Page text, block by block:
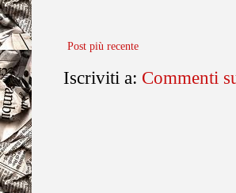
Post più recente
Iscriviti a: Commenti